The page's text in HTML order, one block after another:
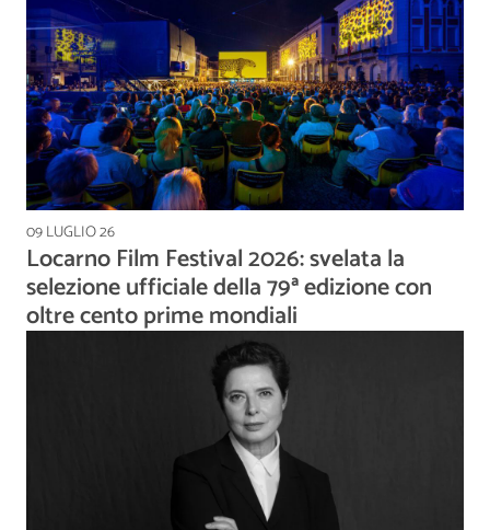
09 LUGLIO 26
Locarno Film Festival 2026: svelata la
selezione ufficiale della 79ª edizione con
oltre cento prime mondiali